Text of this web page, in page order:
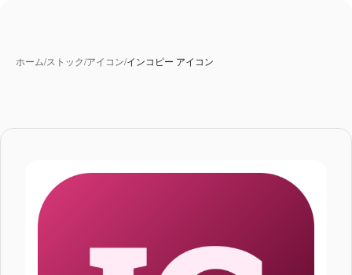
ホーム/ストック/アイコン/インコピー アイコン